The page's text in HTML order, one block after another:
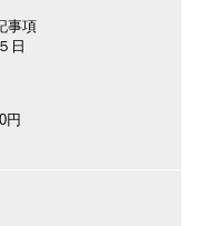
事項
日
円